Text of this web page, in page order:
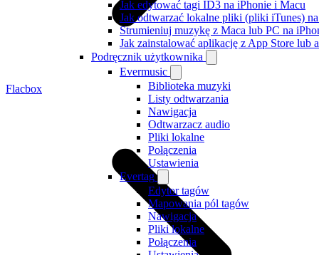
Jak edytować tagi ID3 na iPhonie i Macu
Jak odtwarzać lokalne pliki (pliki iTunes)
Strumieniuj muzykę z Maca lub PC na
Jak zainstalować aplikację z App Store
Podręcznik użytkownika
Evermusic
Biblioteka muzyki
Listy odtwarzania
Nawigacja
Odtwarzacz audio
Pliki lokalne
Połączenia
Ustawienia
Evertag
Edytor tagów
Mapowania pól tagów
Nawigacja
Pliki lokalne
Połączenia
Flacbox